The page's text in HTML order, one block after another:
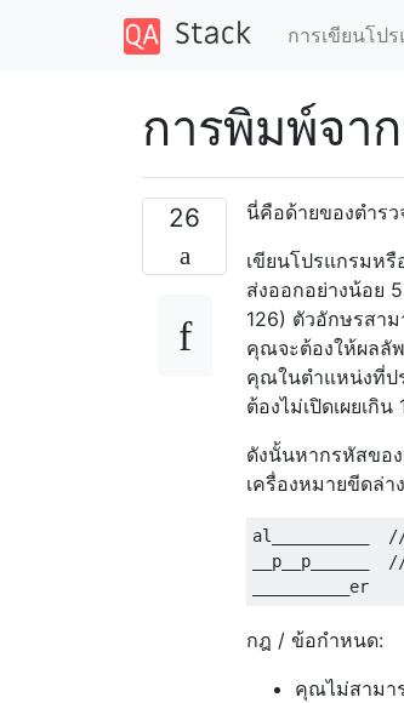
การเขียนโป
การพิมพ์จา
26
นี่คือด้ายของตำร
เขียนโปรแกรมห
ส่งออกอย่างน้อย
126) ตัวอักษรสา
คุณจะต้องให้ผลลั
คุณในตำแหน่งที่ป
ต้องไม่เปิดเผยเกิ
ดังนั้นหากรหัสขอ
เครื่องหมายขีดล่า
al__________
__p__p______
กฎ / ข้อกำหนด:
คุณไม่สามา